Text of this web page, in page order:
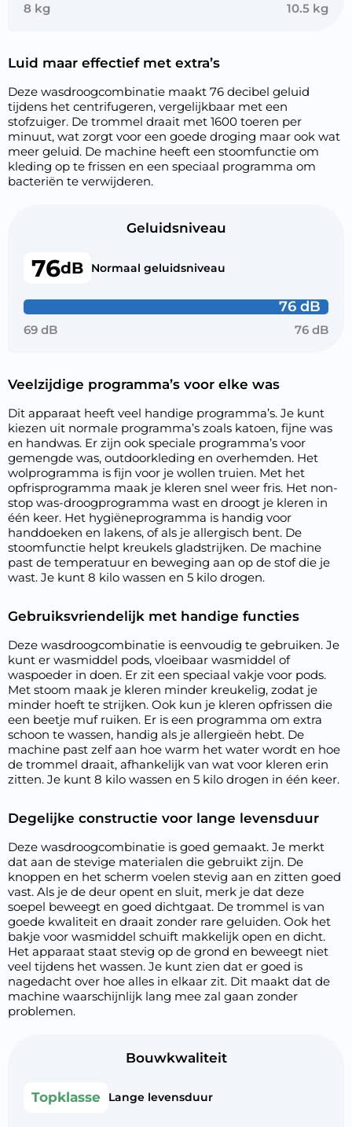
8 kg 10.5 kg
Luid maar effectief met extra’s
Deze wasdroogcombinatie maakt 76 decibel geluid
tijdens het centrifugeren, vergelijkbaar met een
stofzuiger. De trommel draait met 1600 toeren per
minuut, wat zorgt voor een goede droging maar ook wat
meer geluid. De machine heeft een stoomfunctie om
kleding op te frissen en een speciaal programma om
bacteriën te verwijderen.
Geluidsniveau
76dB Normaal geluidsniveau
76 dB
69 dB 76 dB
Veelzijdige programma’s voor elke was
Dit apparaat heeft veel handige programma’s. Je kunt
kiezen uit normale programma’s zoals katoen, fijne was
en handwas. Er zijn ook speciale programma’s voor
gemengde was, outdoorkleding en overhemden. Het
wolprogramma is fijn voor je wollen truien. Met het
opfrisprogramma maak je kleren snel weer fris. Het non-
stop was-droogprogramma wast en droogt je kleren in
één keer. Het hygiëneprogramma is handig voor
handdoeken en lakens, of als je allergisch bent. De
stoomfunctie helpt kreukels gladstrijken. De machine
past de temperatuur en beweging aan op de stof die je
wast. Je kunt 8 kilo wassen en 5 kilo drogen.
Gebruiksvriendelijk met handige functies
Deze wasdroogcombinatie is eenvoudig te gebruiken. Je
kunt er wasmiddel pods, vloeibaar wasmiddel of
waspoeder in doen. Er zit een speciaal vakje voor pods.
Met stoom maak je kleren minder kreukelig, zodat je
minder hoeft te strijken. Ook kun je kleren opfrissen die
een beetje muf ruiken. Er is een programma om extra
schoon te wassen, handig als je allergieën hebt. De
machine past zelf aan hoe warm het water wordt en hoe
de trommel draait, afhankelijk van wat voor kleren erin
zitten. Je kunt 8 kilo wassen en 5 kilo drogen in één keer.
Degelijke constructie voor lange levensduur
Deze wasdroogcombinatie is goed gemaakt. Je merkt
dat aan de stevige materialen die gebruikt zijn. De
knoppen en het scherm voelen stevig aan en zitten goed
vast. Als je de deur opent en sluit, merk je dat deze
soepel beweegt en goed dichtgaat. De trommel is van
goede kwaliteit en draait zonder rare geluiden. Ook het
bakje voor wasmiddel schuift makkelijk open en dicht.
Het apparaat staat stevig op de grond en beweegt niet
veel tijdens het wassen. Je kunt zien dat er goed is
nagedacht over hoe alles in elkaar zit. Dit maakt dat de
machine waarschijnlijk lang mee zal gaan zonder
problemen.
Bouwkwaliteit
Topklasse Lange levensduur